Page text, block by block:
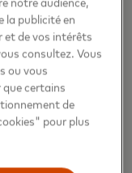
la publicité en
de vos intérêts
consultez. Vous
ou vous
que certains
de
pour plus